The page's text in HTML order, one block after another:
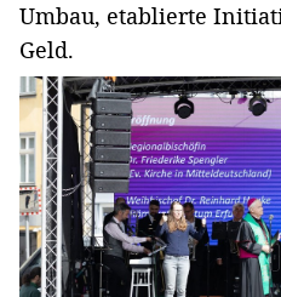
Umbau, etablierte
Geld.